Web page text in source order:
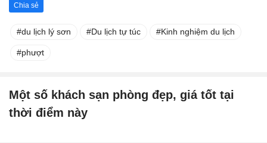
Chia sẻ
du lịch lý sơn Du lịch tự túc Kinh nghiệm du lịch
phượt
Một số khách sạn phòng đẹp, giá tốt tại
thời điểm này